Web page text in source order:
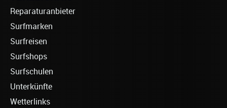
Reparaturanbieter
Surfmarken
Surfreisen
Surfshops
Surfschulen
Unterkünfte
Wetterlinks